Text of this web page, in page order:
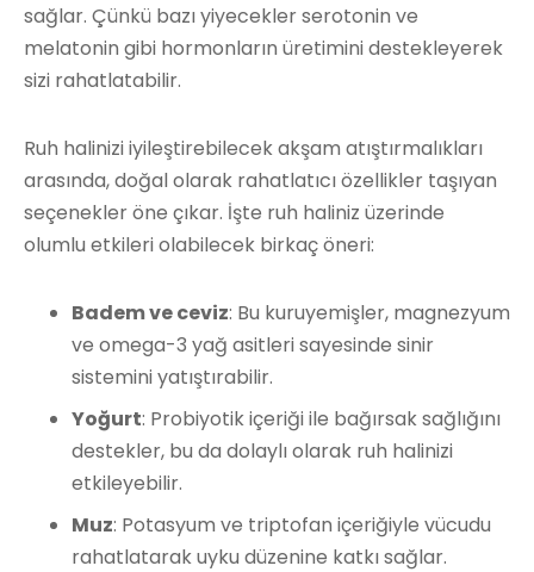
sağlar. Çünkü bazı yiyecekler serotonin ve
melatonin gibi hormonların üretimini destekleyerek
sizi rahatlatabilir.
Ruh halinizi iyileştirebilecek akşam atıştırmalıkları
arasında, doğal olarak rahatlatıcı özellikler taşıyan
seçenekler öne çıkar. İşte ruh haliniz üzerinde
olumlu etkileri olabilecek birkaç öneri:
Badem ve ceviz: Bu kuruyemişler, magnezyum
ve omega-3 yağ asitleri sayesinde sinir
sistemini yatıştırabilir.
Yoğurt: Probiyotik içeriği ile bağırsak sağlığını
destekler, bu da dolaylı olarak ruh halinizi
etkileyebilir.
Muz: Potasyum ve triptofan içeriğiyle vücudu
rahatlatarak uyku düzenine katkı sağlar.